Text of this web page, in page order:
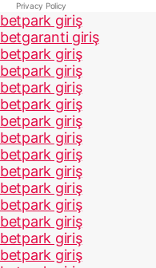
Privacy Policy
betpark giriş
betgaranti giriş
betpark giriş
betpark giriş
betpark giriş
betpark giriş
betpark giriş
betpark giriş
betpark giriş
betpark giriş
betpark giriş
betpark giriş
betpark giriş
betpark giriş
betpark giriş